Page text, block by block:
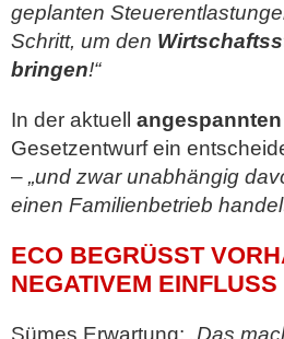
geplanten
Schritt, um den
bringen!“
In der aktuell
Gesetzentwurf ein
– „und zwar unabhängig
einen Familienbetrieb
ECO BEGRÜSST
EGATIVEM EINFLUSS
Sümes Erwartung: „Das